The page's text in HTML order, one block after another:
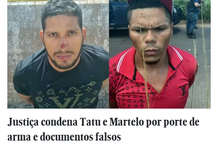
Justiça condena Tatu e Martelo por porte de
arma e documentos falsos